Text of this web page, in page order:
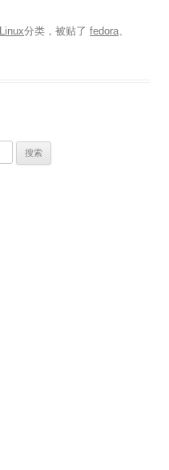
Linux分类，被贴了 fedora、